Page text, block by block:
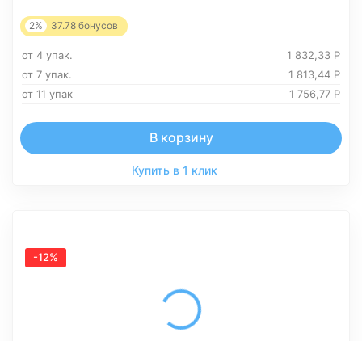
2% 37.78 бонусов
от 4 упак. 1 832,33 Р
от 7 упак.
1 813,44 Р
от 11 упак
1 756,77 Р
В корзину
Купить в 1 клик
-12%